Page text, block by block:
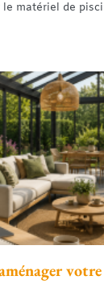
matériel de